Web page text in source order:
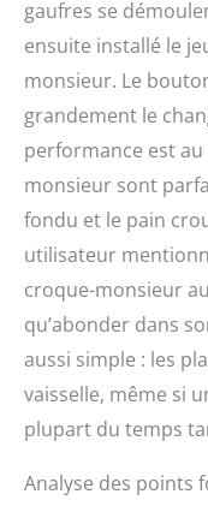
gaufres se
ensuite installé le
monsieur. Le
grandement le
performance est
monsieur sont
fondu et le pain
utilisateur
croque-monsieur
qu’abonder dans
aussi simple : les
vaisselle, même si
plupart du temps
Analyse des points